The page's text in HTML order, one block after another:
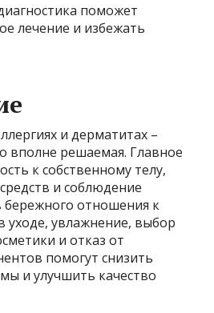
поможет
лечение и избежать
и дерматитах –
вполне решаемая. Главное
к собственному телу,
и соблюдение
отношения к
увлажнение, выбор
и отказ от
помогут снизить
и улучшить качество